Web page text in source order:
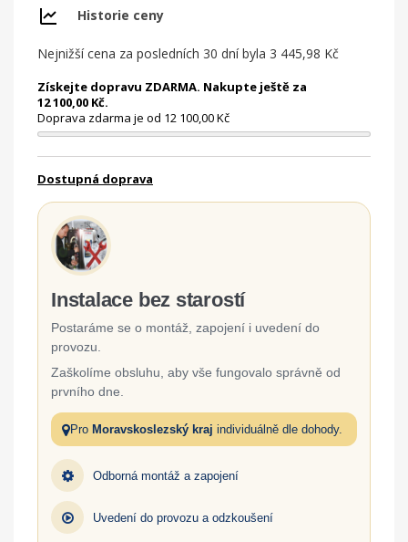
Historie ceny
Nejnižší cena za posledních 30 dní byla 3 445,98 Kč
Získejte dopravu ZDARMA. Nakupte ještě za
12 100,00 Kč.
Doprava zdarma je od 12 100,00 Kč
Dostupná doprava
Instalace bez starostí
Postaráme se o montáž, zapojení i uvedení do
provozu.
Zaškolíme obsluhu, aby vše fungovalo správně od
prvního dne.
Pro Moravskoslezský kraj individuálně dle dohody.
Odborná montáž a zapojení
Uvedení do provozu a odzkoušení